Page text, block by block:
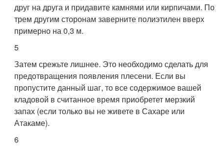
друг на друга и придавите камнями или кирпичами. По
трем другим сторонам заверните полиэтилен вверх
примерно на 0,3 м.
5
Затем срежьте лишнее. Это необходимо сделать для
предотвращения появления плесени. Если вы
пропустите данный шаг, то все содержимое вашей
кладовой в считанное время приобретет мерзкий
запах (если только вы не живете в Сахаре или
Атакаме).
6